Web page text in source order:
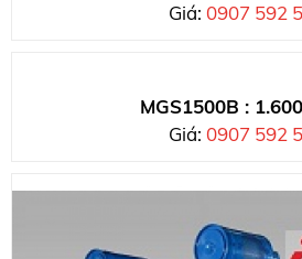
Giá: 0907 592
MGS1500B :
Giá: 0907 592